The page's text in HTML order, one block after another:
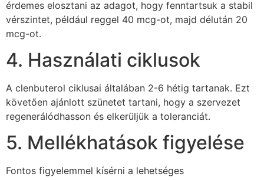
érdemes elosztani az adagot, hogy fenntartsuk a stabil
vérszintet, például reggel 40 mcg-ot, majd délután 20
mcg-ot.
4. Használati ciklusok
A clenbuterol ciklusai általában 2-6 hétig tartanak. Ezt
követően ajánlott szünetet tartani, hogy a szervezet
regenerálódhasson és elkerüljük a toleranciát.
5. Mellékhatások figyelése
Fontos figyelemmel kísérni a lehetséges